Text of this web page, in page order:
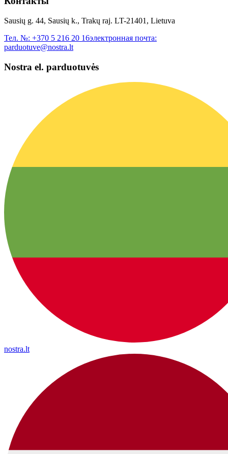
Sausių g. 44, Sausių k., Trakų raj. LT-21401, Lietuva
Тел. №: +370 5 216 20 16электронная почта:
parduotuve@nostra.lt
Nostra el. parduotuvės
nostra.lt